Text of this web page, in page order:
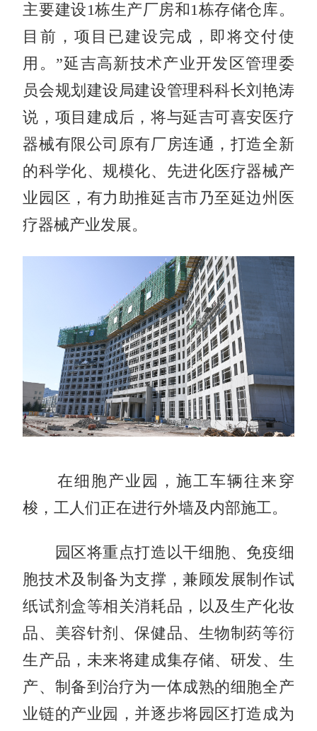
主要建设1栋生产厂房和1栋存储仓库。
目前，项目已建设完成，即将交付使
用。”延吉高新技术产业开发区管理委
员会规划建设局建设管理科科长刘艳涛
说，项目建成后，将与延吉可喜安医疗
器械有限公司原有厂房连通，打造全新
的科学化、规模化、先进化医疗器械产
业园区，有力助推延吉市乃至延边州医
疗器械产业发展。
在细胞产业园，施工车辆往来穿
梭，工人们正在进行外墙及内部施工。
园区将重点打造以干细胞、免疫细
胞技术及制备为支撑，兼顾发展制作试
纸试剂盒等相关消耗品，以及生产化妆
品、美容针剂、保健品、生物制药等衍
生产品，未来将建成集存储、研发、生
产、制备到治疗为一体成熟的细胞全产
业链的产业园，并逐步将园区打造成为